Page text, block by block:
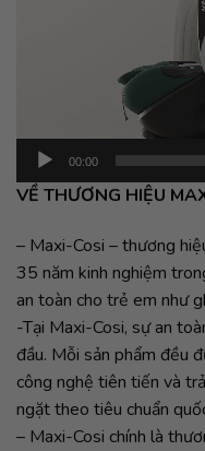
00:00
VỀ THƯƠNG HIỆU
– Maxi-Cosi – thương
35 năm kinh nghiệm
an toàn cho trẻ em như
-Tại Maxi-Cosi, sự an
đầu. Mỗi sản phẩm đều
công nghệ tiên tiến và
ngặt theo tiêu chuẩn
– Maxi-Cosi chính là